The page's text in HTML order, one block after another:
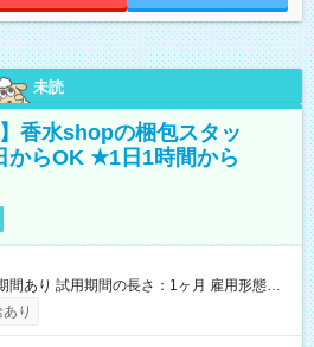
未読
香水shopの梱包スタッ
らOK ★1日1時間から
間あり 試用期間の長さ：1ヶ月 雇用形態、
じです。
り